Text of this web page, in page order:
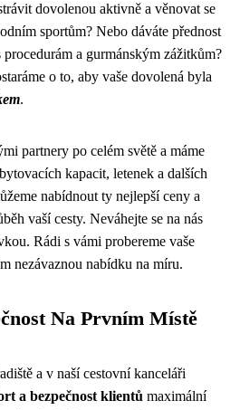
dovolenou aktivně a věnovat se
sportům? Nebo dáváte přednost
a gurmánským zážitkům?
o to, aby vaše dovolená byla
.
partnery po celém světě a máme
kapacit, letenek a dalších
nabídnout ty nejlepší ceny a
vaší cesty. Neváhejte se na nás
Rádi s vámi probereme vaše
nezávaznou nabídku na míru.
Na Prvním Místě
a v naší cestovní kanceláři
a bezpečnost klientů maximální